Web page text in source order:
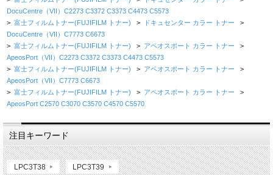
DocuCentre（VII）C2273 C3372 C3373 C4473 C5573
> 富士フィルムトナー(FUJIFILM トナー) > ドキュセンター カラー トナー >
DocuCentre（VII）C7773 C6673
> 富士フィルムトナー(FUJIFILM トナー) > アペオスポート カラー トナー >
ApeosPort（VII）C2273 C3372 C3373 C4473 C5573
> 富士フィルムトナー(FUJIFILM トナー) > アペオスポート カラー トナー >
ApeosPort（VII）C7773 C6673
> 富士フィルムトナー(FUJIFILM トナー) > アペオスポート カラー トナー >
ApeosPort C2570 C3070 C3570 C4570 C5570
注目キーワード
LPC3T38 LPC3T39